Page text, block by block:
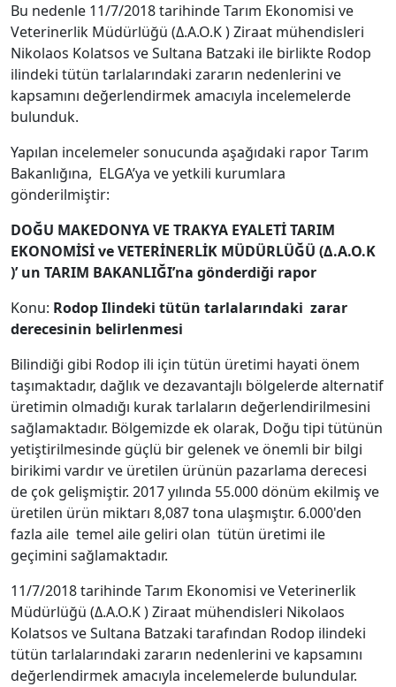
Bu nedenle 11/7/2018 tarihinde Tarım Ekonomisi ve
Veterinerlik Müdürlüğü (Δ.Α.Ο.Κ ) Ziraat mühendisleri
Nikolaos Kolatsos ve Sultana Batzaki ile birlikte Rodop
ilindeki tütün tarlalarındaki zararın nedenlerini ve
kapsamını değerlendirmek amacıyla incelemelerde
bulunduk.
Yapılan incelemeler sonucunda aşağıdaki rapor Tarım
Bakanlığına, ELGA’ya ve yetkili kurumlara
gönderilmiştir:
DOĞU MAKEDONYA VE TRAKYA EYALETİ TARIM
EKONOMİSİ ve VETERİNERLİK MÜDÜRLÜĞÜ (Δ.Α.Ο.Κ
)’ un TARIM BAKANLIĞI’na gönderdiği rapor
Konu: Rodop Ilindeki tütün tarlalarındaki zarar
derecesinin belirlenmesi
Bilindiği gibi Rodop ili için tütün üretimi hayati önem
taşımaktadır, dağlık ve dezavantajlı bölgelerde alternatif
üretimin olmadığı kurak tarlaların değerlendirilmesini
sağlamaktadır. Bölgemizde ek olarak, Doğu tipi tütünün
yetiştirilmesinde güçlü bir gelenek ve önemli bir bilgi
birikimi vardır ve üretilen ürünün pazarlama derecesi
de çok gelişmiştir. 2017 yılında 55.000 dönüm ekilmiş ve
üretilen ürün miktarı 8,087 tona ulaşmıştır. 6.000'den
fazla aile temel aile geliri olan tütün üretimi ile
geçimini sağlamaktadır.
11/7/2018 tarihinde Tarım Ekonomisi ve Veterinerlik
Müdürlüğü (Δ.Α.Ο.Κ ) Ziraat mühendisleri Nikolaos
Kolatsos ve Sultana Batzaki tarafından Rodop ilindeki
tütün tarlalarındaki zararın nedenlerini ve kapsamını
değerlendirmek amacıyla incelemelerde bulundular.